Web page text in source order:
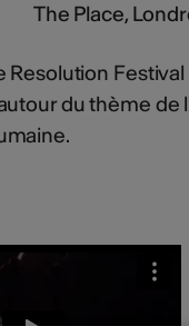
The Place,
du thème de